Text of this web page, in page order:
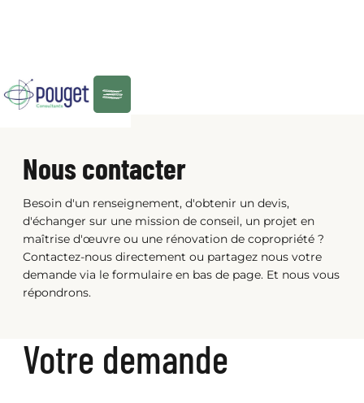
Menu
Nous contacter
Besoin d'un renseignement, d'obtenir un devis,
d'échanger sur une mission de conseil, un projet en
maîtrise d'œuvre ou une rénovation de copropriété ?
Contactez-nous directement ou partagez nous votre
demande via le formulaire en bas de page. Et nous vous
répondrons.
Votre demande